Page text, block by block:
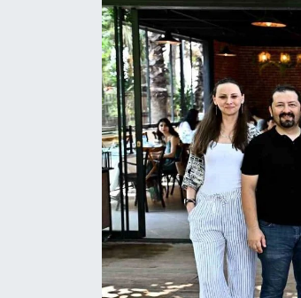
Siyaset
YEREL HABER
Haberde insan
Tanıtım